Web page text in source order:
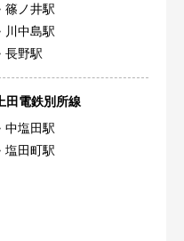
篠ノ井駅
川中島駅
長野駅
上田電鉄別所線
中塩田駅
塩田町駅